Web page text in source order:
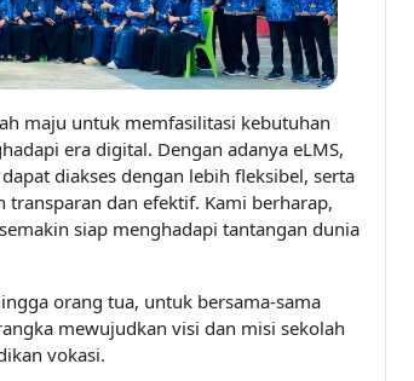
maju untuk memfasilitasi kebutuhan
era digital. Dengan adanya eLMS,
diakses dengan lebih fleksibel, serta
dan efektif. Kami berharap,
siap menghadapi tantangan dunia
orang tua, untuk bersama-sama
mewujudkan visi dan misi sekolah
vokasi.